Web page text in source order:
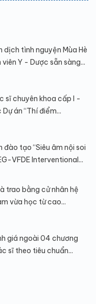
dịch tình nguyện Mùa Hè
Y - Dược sẵn sàng...
sĩ chuyên khoa cấp I -
án “Thí điểm...
đào tạo “Siêu âm nội soi
VFDE Interventional...
trao bằng cử nhân hệ
vừa học từ cao...
giá ngoài 04 chương
sĩ theo tiêu chuẩn...